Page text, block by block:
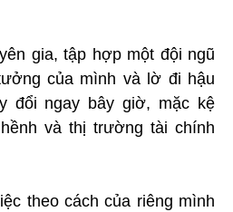
gia, tập hợp một đội ngũ
của mình và lờ đi hậu
đổi ngay bây giờ, mặc kệ
và thị trường tài chính
theo cách của riêng mình